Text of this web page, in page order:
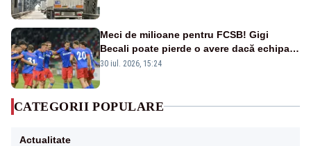
Meci de milioane pentru FCSB! Gigi
Becali poate pierde o avere dacă echipa
este eliminată de FK Auda
30 iul. 2026, 15:24
CATEGORII POPULARE
Actualitate